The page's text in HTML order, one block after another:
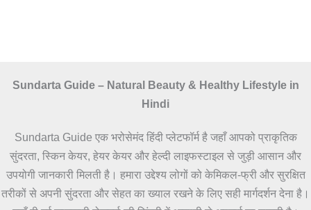
Sundarta Guide – Natural Beauty & Healthy Lifestyle in
Hindi
Sundarta Guide एक भरोसेमंद हिंदी प्लेटफॉर्म है जहाँ आपको प्राकृतिक
सुंदरता, स्किन केयर, हेयर केयर और हेल्दी लाइफस्टाइल से जुड़ी आसान और
उपयोगी जानकारी मिलती है। हमारा उद्देश्य लोगों को केमिकल-फ्री और सुरक्षित
तरीकों से अपनी सुंदरता और सेहत का ख्याल रखने के लिए सही मार्गदर्शन देना है।